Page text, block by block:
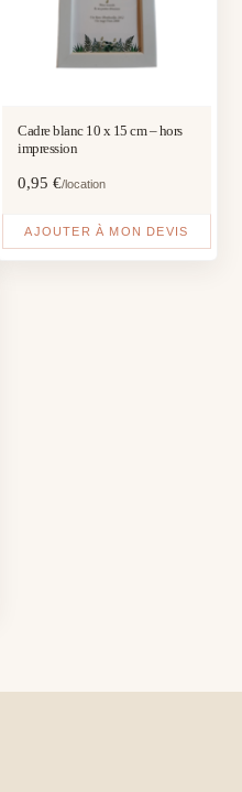
Cadre blanc 10 x 15 cm – hors
impression
0,95 €/location
AJOUTER À MON DEVIS